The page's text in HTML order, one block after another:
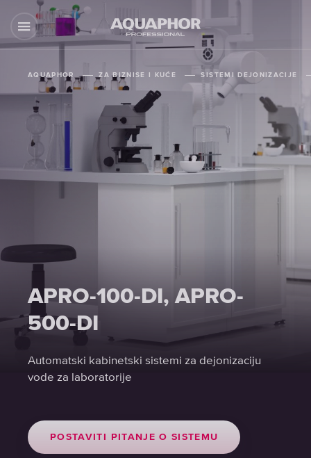
AQUAPHOR ZA BIZNISE I KUĆE SISTEMI DEJONIZACIJE
APRO-100-DI, APRO-
500-DI
Automatski kabinetski sistemi za dejonizaciju
vode za laboratorije
POSTAVITI PITANJE O SISTEMU